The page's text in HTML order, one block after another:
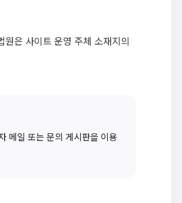
은 사이트 운영 주체 소재지의
메일 또는 문의 게시판을 이용